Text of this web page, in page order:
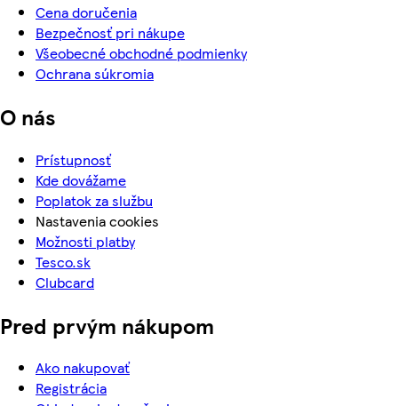
Cena doručenia
Bezpečnosť pri nákupe
Všeobecné obchodné podmienky
Ochrana súkromia
O nás
Prístupnosť
Kde dovážame
Poplatok za službu
Nastavenia cookies
Možnosti platby
Tesco.sk
Clubcard
Pred prvým nákupom
Ako nakupovať
Registrácia